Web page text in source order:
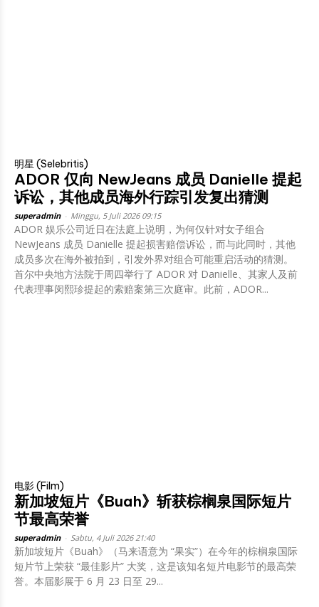
明星 (Selebritis)
ADOR 仅向 NewJeans 成员 Danielle 提起
诉讼，其他成员海外行踪引发复出猜测
superadmin Minggu, 5 Juli 2026 09:15
ADOR 娱乐公司近日在法庭上说明，为何仅针对女子组合
NewJeans 成员 Danielle 提起损害赔偿诉讼，而与此同时，其他
成员多次在海外被拍到，引发外界对组合可能重启活动的猜测。
首尔中央地方法院于周四举行了 ADOR 对 Danielle、其家人及前
代表理事闵熙珍提起的索赔案第三次庭审。此前，ADOR...
电影 (Film)
新加坡短片《Buah》斩获棕榈泉国际短片
节最高荣誉
superadmin Sabtu, 4 Juli 2026 21:40
新加坡短片《Buah》（马来语意为 “果实”）在今年的棕榈泉国际
短片节上荣获 “最佳影片” 大奖，这是该知名短片电影节的最高荣
誉。本届影展于 6 月 23 日至 29...